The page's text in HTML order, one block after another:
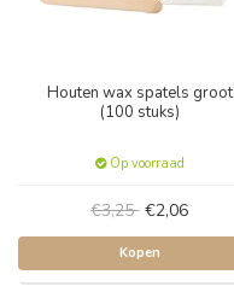
Houten wax spatels groot
(100 stuks)
Op voorraad
€3,25 €2,06
Kopen